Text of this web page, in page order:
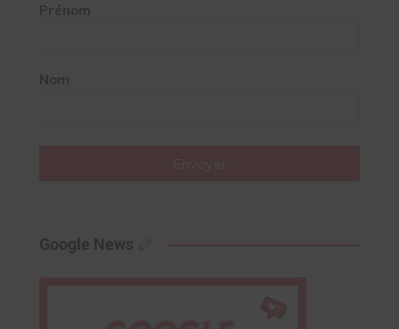
Prénom
Nom
Google News